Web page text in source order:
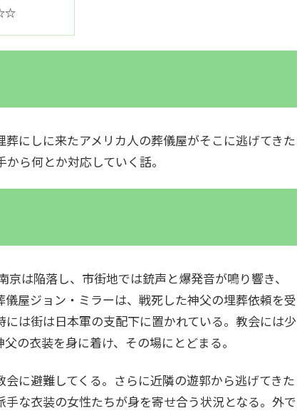
にしに来たアメリカ人の葬儀屋がそこに逃げてきた
ら何とか対応していく話。
は陥落し、市街地では銃声と爆発音が鳴り響き、
屋ジョン・ミラーは、戦死した神父の埋葬依頼を受
は街は日本軍の支配下に置かれている。教会には少
の衣装を身に着け、その場にとどまる。
に避難してくる。さらに近隣の遊郭から逃げてきた
な衣装の女性たちが身を寄せ合う状況となる。外で